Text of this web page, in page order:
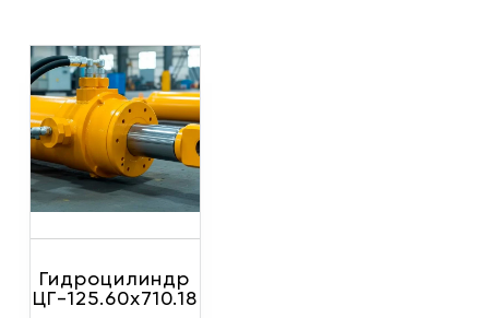
Гидроцилиндр
ЦГ-125.60х710.18